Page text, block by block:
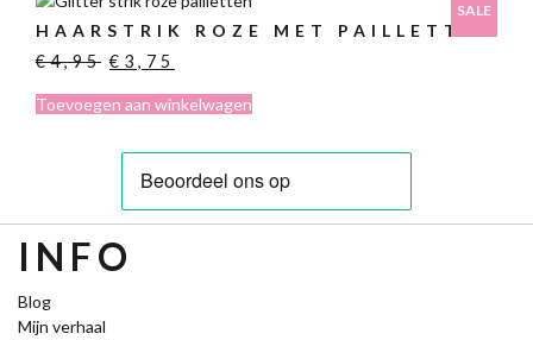
SALE
HAARSTRIK ROZE MET PAILLETTEN
€4,95 Oorspronkelijke
was:
€ 3,75
is:
Toevoegen aan winkelwagen
INFO
Blog
Mijn verhaal